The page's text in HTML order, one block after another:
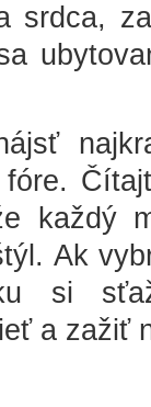
srdca,
každý
Ak
si
a zažiť